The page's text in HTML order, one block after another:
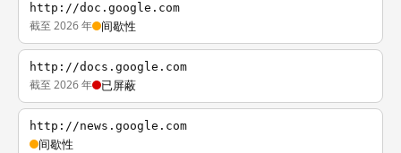
http://doc.google.com
截至 2026 年 间歇性
http://docs.google.com
截至 2026 年 已屏蔽
http://news.google.com
间歇性